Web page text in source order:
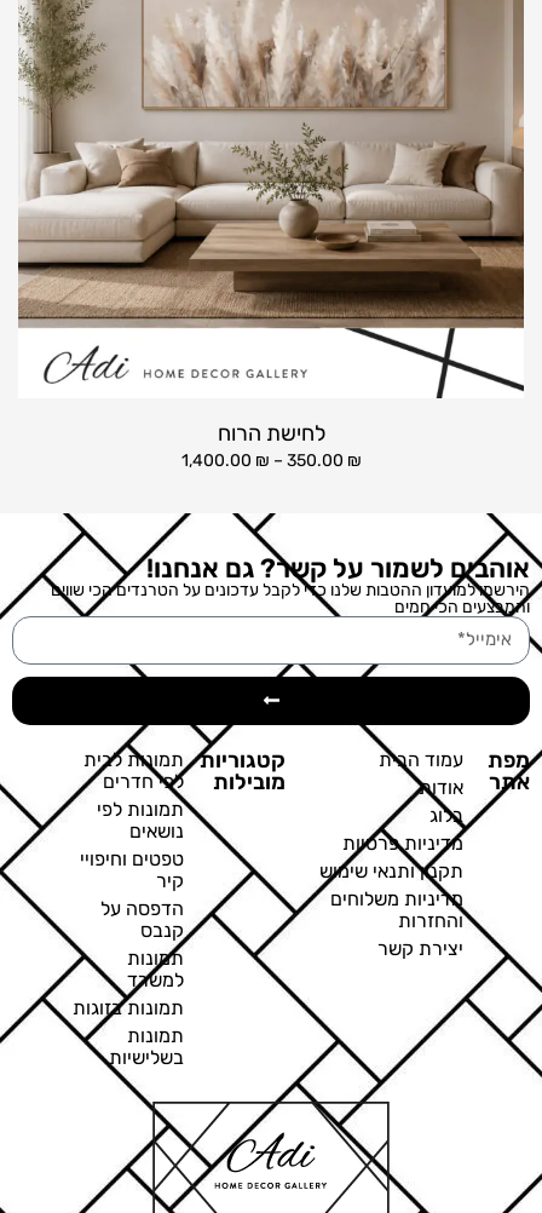
לחישת הרוח
350.00 ₪
–
1,400.00 ₪
אוהבים לשמור על קשר? גם אנחנו!
הירשמו למועדון ההטבות שלנו כדי לקבל עדכונים על הטרנדים הכי שווים
והמבצעים הכי חמים
מפת
אתר
עמוד הבית
אודות
בלוג
מדיניות פרטיות
תקנון ותנאי שימוש
מדיניות משלוחים
והחזרות
יצירת קשר
קטגוריות
מובילות
תמונות לבית
לפי חדרים
תמונות לפי
נושאים
טפטים וחיפויי
קיר
הדפסה על
קנבס
תמונות
למשרד
תמונות בזוגות
תמונות
בשלישיות